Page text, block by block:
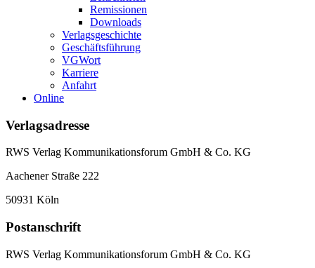
Remissionen
Downloads
Verlagsgeschichte
Geschäftsführung
VGWort
Karriere
Anfahrt
Online
Verlagsadresse
RWS Verlag Kommunikationsforum GmbH & Co. KG
Aachener Straße 222
50931 Köln
Postanschrift
RWS Verlag Kommunikationsforum GmbH & Co. KG